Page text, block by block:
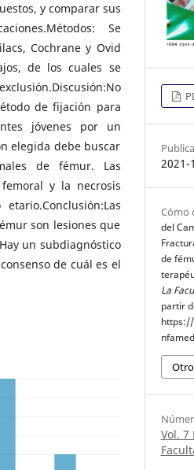
y comparar sus
Se
Cochrane y Ovid
de los cuales se
de fijación para
jóvenes por un
elegida debe buscar
de fémur. Las
y la necrosis
son lesiones que
un subdiagnóstico
de cuál es el
2021-
Cómo
del
de
La
partir
Vol. 7